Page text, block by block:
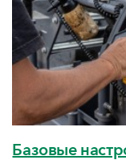
Базовые